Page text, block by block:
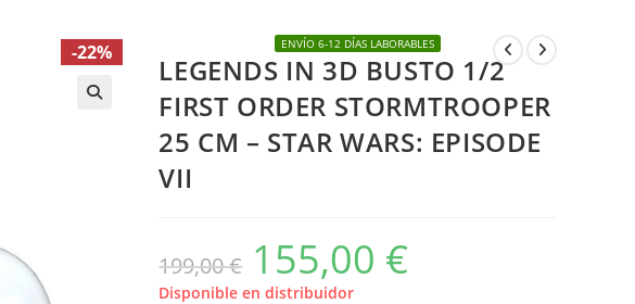
-22% ENVÍO 6-12 DÍAS LABORABLES
LEGENDS IN 3D BUSTO 1/2
FIRST ORDER STORMTROOPER
25 CM – STAR WARS: EPISODE
VII
199,00€
El
precio
original
era:
155,00 €
Disponible en distribuidor